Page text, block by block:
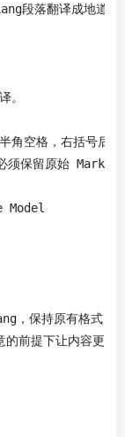
段落翻译成地道
。
角空格，右括号后
须保留原始
Model
保持原有格式，
前提下让内容更